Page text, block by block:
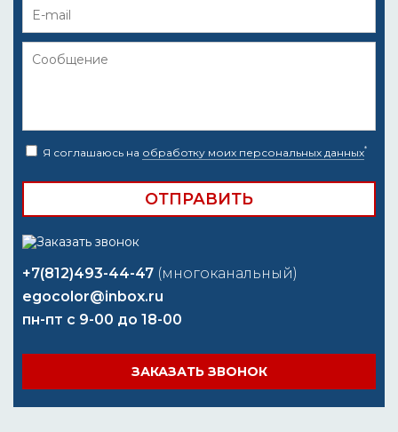
Я соглашаюсь на обработку моих персональных данных*
+7(812)493-44-47 (многоканальный)
egocolor@inbox.ru
пн-пт с 9-00 до 18-00
ЗАКАЗАТЬ ЗВОНОК